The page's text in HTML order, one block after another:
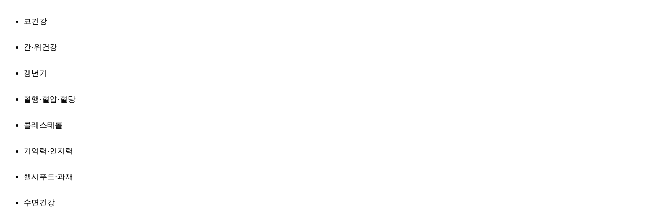
코건강
간·위건강
갱년기
혈행·혈압·혈당
콜레스테롤
기억력·인지력
헬시푸드·과채
수면건강